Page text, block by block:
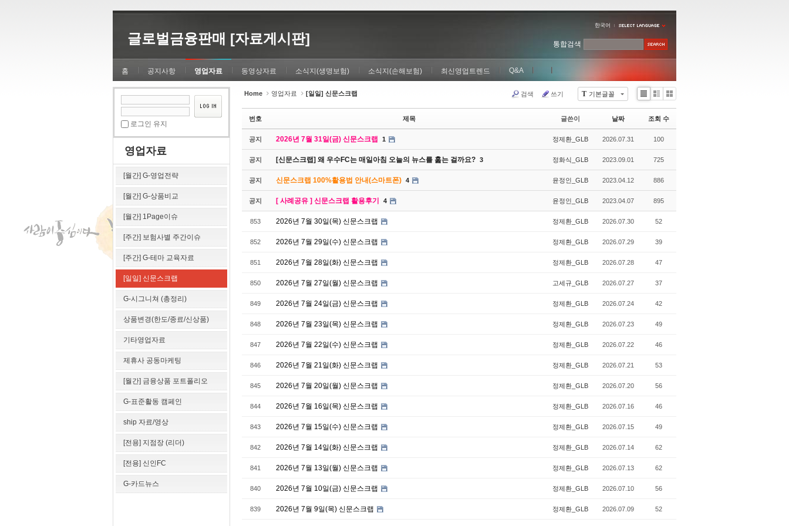
글로벌금융판매 [자료게시판]
한국어
홈 공지사항 영업자료 동영상자료 소식지(생명보험) 소식지(손해보험) 최신영업트렌드 Q&A
통합검색
로그인 유지
영업자료
[월간] G-영업전략
[월간] G-상품비교
[월간] 1Page이슈
[주간] 보험사별 주간이슈
[주간] G-테마 교육자료
[일일] 신문스크랩
G-시그니쳐 (총정리)
상품변경(한도/종료/신상품)
기타영업자료
제휴사 공동마케팅
[월간] 금융상품 포트폴리오
G-표준활동 캠페인
ship 자료/영상
[전용] 지점장 (리더)
[전용] 신인FC
G-카드뉴스
Home 영업자료 [일일] 신문스크랩 T 기본글꼴
검색 쓰기
Li
Zi
e
G
le
번호 제목 글쓴이 날짜 조회 수
공지 2026년 7월 31일(금) 신문스크랩 1 정제환_GLB 2026.07.31 100
공지 [신문스크랩] 왜 우수FC는 매일아침 오늘의 뉴스를 훑는 걸까요? 3 정화식_GLB 2023.09.01 725
공지 신문스크랩 100%활용법 안내(스마트폰) 4 윤정인_GLB 2023.04.12 886
공지 [ 사례공유 ] 신문스크랩 활용후기 4 윤정인_GLB 2023.04.07 895
853 2026년 7월 30일(목) 신문스크랩 정제환_GLB 2026.07.30 52
852 2026년 7월 29일(수) 신문스크랩 정제환_GLB 2026.07.29 39
851 2026년 7월 28일(화) 신문스크랩 정제환_GLB 2026.07.28 47
850 2026년 7월 27일(월) 신문스크랩 고세규_GLB 2026.07.27 37
849 2026년 7월 24일(금) 신문스크랩 정제환_GLB 2026.07.24 42
848 2026년 7월 23일(목) 신문스크랩 정제환_GLB 2026.07.23 49
847 2026년 7월 22일(수) 신문스크랩 정제환_GLB 2026.07.22 46
846 2026년 7월 21일(화) 신문스크랩 정제환_GLB 2026.07.21 53
845 2026년 7월 20일(월) 신문스크랩 정제환_GLB 2026.07.20 56
844 2026년 7월 16일(목) 신문스크랩 정제환_GLB 2026.07.16 46
843 2026년 7월 15일(수) 신문스크랩 정제환_GLB 2026.07.15 49
842 2026년 7월 14일(화) 신문스크랩 정제환_GLB 2026.07.14 62
841 2026년 7월 13일(월) 신문스크랩 정제환_GLB 2026.07.13 62
840 2026년 7월 10일(금) 신문스크랩 정제환_GLB 2026.07.10 56
839 2026년 7월 9일(목) 신문스크랩 정제환_GLB 2026.07.09 52
Sketchbook5, 스케치북5
Sketchbook5, 스케치북5
Sketchbook5, 스케치북5
Sketchbook5, 스케치북5